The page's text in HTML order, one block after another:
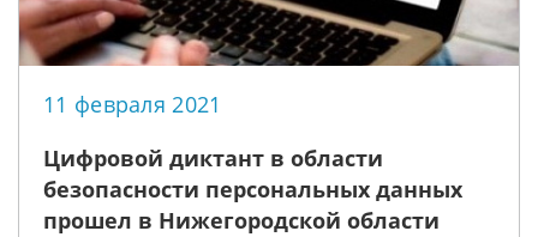
11 февраля 2021
Цифровой диктант в области
безопасности персональных данных
прошел в Нижегородской области